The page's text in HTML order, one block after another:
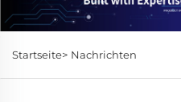
Startseite> Nachrichten